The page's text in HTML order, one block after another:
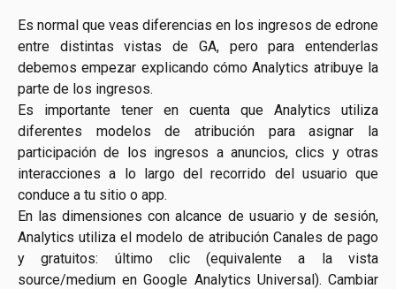
Es normal que veas diferencias en los ingresos de edrone
entre distintas vistas de GA, pero para entenderlas
debemos empezar explicando cómo Analytics atribuye la
parte de los ingresos.
Es importante tener en cuenta que Analytics utiliza
diferentes modelos de atribución para asignar la
participación de los ingresos a anuncios, clics y otras
interacciones a lo largo del recorrido del usuario que
conduce a tu sitio o app.
En las dimensiones con alcance de usuario y de sesión,
Analytics utiliza el modelo de atribución Canales de pago
y gratuitos: último clic (equivalente a la vista
source/medium en Google Analytics Universal). Cambiar